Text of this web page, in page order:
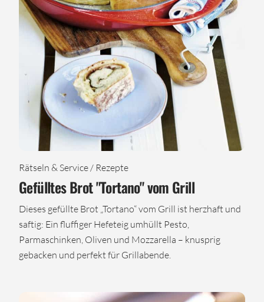
Rätseln & Service / Rezepte
Gefülltes Brot "Tortano" vom Grill
Dieses gefüllte Brot „Tortano“ vom Grill ist herzhaft und
saftig: Ein fluffiger Hefeteig umhüllt Pesto,
Parmaschinken, Oliven und Mozzarella – knusprig
gebacken und perfekt für Grillabende.